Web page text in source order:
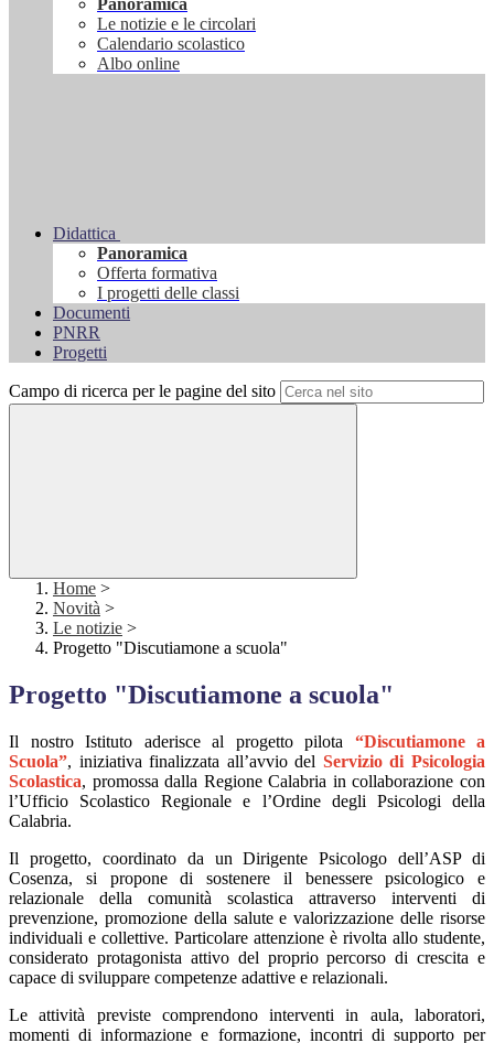
Panoramica
Le notizie e le circolari
Calendario scolastico
Albo online
Didattica
Panoramica
Offerta formativa
I progetti delle classi
Documenti
PNRR
Progetti
Campo di ricerca per le pagine del sito
Home >
Novità >
Le notizie >
Progetto "Discutiamone a scuola"
Progetto "Discutiamone a scuola"
Il nostro Istituto aderisce al progetto pilota “Discutiamone a
Scuola”, iniziativa finalizzata all’avvio del Servizio di Psicologia
Scolastica, promossa dalla Regione Calabria in collaborazione con
l’Ufficio Scolastico Regionale e l’Ordine degli Psicologi della
Calabria.
Il progetto, coordinato da un Dirigente Psicologo dell’ASP di
Cosenza, si propone di sostenere il benessere psicologico e
relazionale della comunità scolastica attraverso interventi di
prevenzione, promozione della salute e valorizzazione delle risorse
individuali e collettive. Particolare attenzione è rivolta allo studente,
considerato protagonista attivo del proprio percorso di crescita e
capace di sviluppare competenze adattive e relazionali.
Le attività previste comprendono interventi in aula, laboratori,
momenti di informazione e formazione, incontri di supporto per